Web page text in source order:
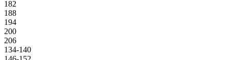
182
188
194
200
206
134-140